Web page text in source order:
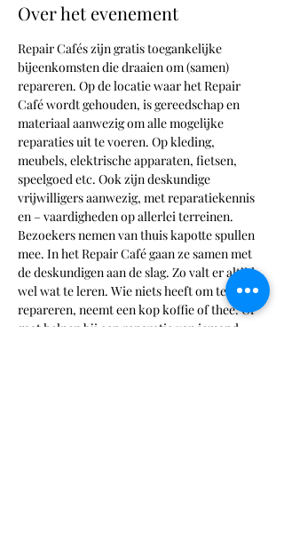
Over het evenement
Repair Cafés zijn gratis toegankelijke
bijeenkomsten die draaien om (samen)
repareren. Op de locatie waar het Repair
Café wordt gehouden, is gereedschap en
materiaal aanwezig om alle mogelijke
reparaties uit te voeren. Op kleding,
meubels, elektrische apparaten, fietsen,
speelgoed etc. Ook zijn deskundige
vrijwilligers aanwezig, met reparatiekennis
en – vaardigheden op allerlei terreinen.
Bezoekers nemen van thuis kapotte spullen
mee. In het Repair Café gaan ze samen met
de deskundigen aan de slag. Zo valt er altijd
wel wat te leren. Wie niets heeft om te
repareren, neemt een kop koffie of thee. Of
gaat helpen bij een reparatie van iemand